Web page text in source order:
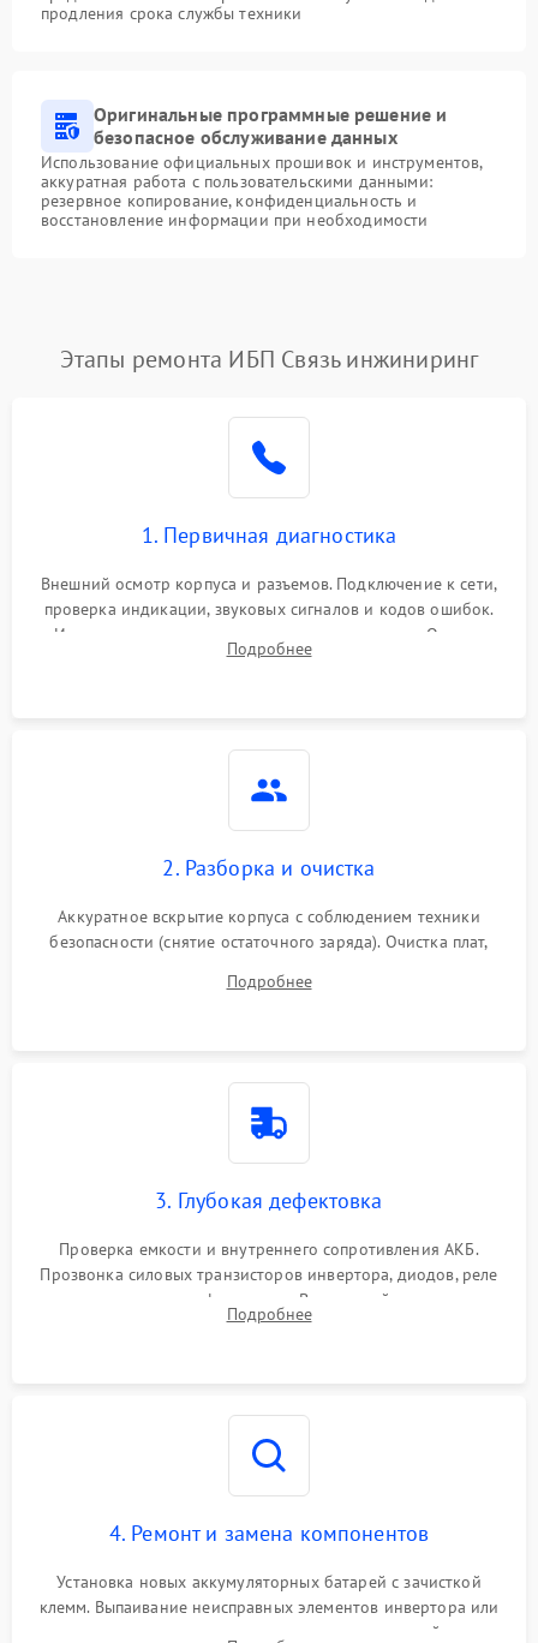
продления срока службы техники
Оригинальные программные решение и
безопасное обслуживание данных
Использование официальных прошивок и инструментов,
аккуратная работа с пользовательскими данными:
резервное копирование, конфиденциальность и
восстановление информации при необходимости
Этапы ремонта ИБП Связь инжиниринг
1. Первичная диагностика
Внешний осмотр корпуса и разъемов. Подключение к сети,
проверка индикации, звуковых сигналов и кодов ошибок.
Измерение входного и выходного напряжения. Оценка
реакции ИБП на отключение основного питания без
Подробнее
2. Разборка и очистка
Аккуратное вскрытие корпуса с соблюдением техники
безопасности (снятие остаточного заряда). Очистка плат,
и кистей для предотвращения перегрева и замыканий.
Подробнее
3. Глубокая дефектовка
Проверка емкости и внутреннего сопротивления АКБ.
Прозвонка силовых транзисторов инвертора, диодов, реле
переключения и трансформатора. Визуальный поиск вздутых
конденсаторов и прогаров на печатной плате.
Подробнее
4. Ремонт и замена компонентов
Установка новых аккумуляторных батарей с зачисткой
клемм. Выпаивание неисправных элементов инвертора или
цепи зарядки и монтаж новых радиодеталей.